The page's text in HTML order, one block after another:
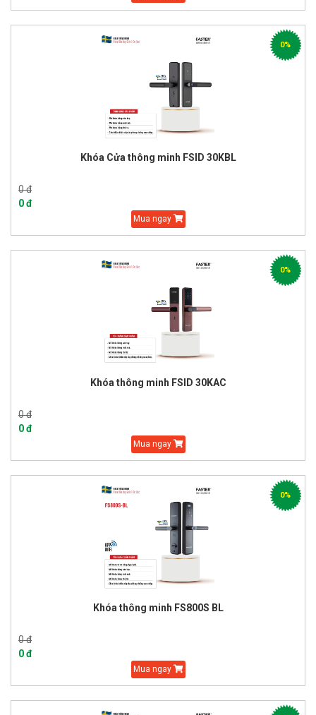
Khóa Cửa thông minh FSID 30KBL
0 đ
0 đ
Mua ngay
0%
Khóa thông minh FSID 30KAC
0 đ
0 đ
Mua ngay
0%
Khóa thông minh FS800S BL
0 đ
0 đ
Mua ngay
0%